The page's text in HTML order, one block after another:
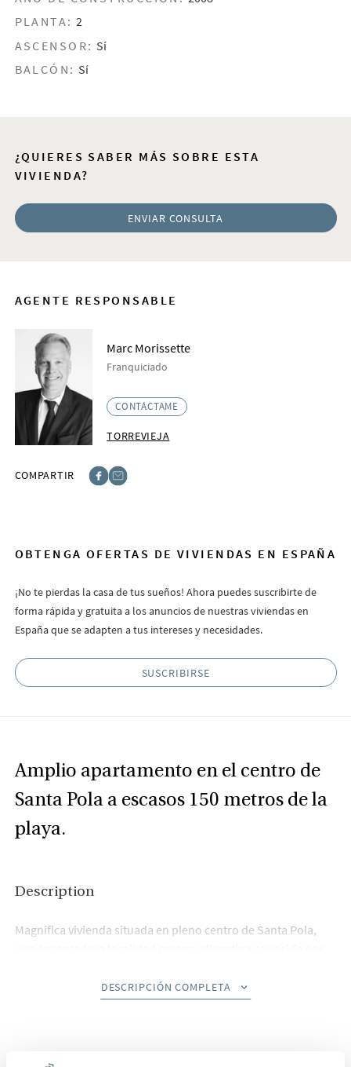
PLANTA: 2
ASCENSOR: Sí
BALCÓN: Sí
¿QUIERES SABER MÁS SOBRE ESTA
VIVIENDA?
ENVIAR CONSULTA
AGENTE RESPONSABLE
Marc Morissette
Franquiciado
CONTÁCTAME
TORREVIEJA
COMPARTIR
OBTENGA OFERTAS DE VIVIENDAS EN ESPAÑA
¡No te pierdas la casa de tus sueños! Ahora puedes suscribirte de
forma rápida y gratuita a los anuncios de nuestras viviendas en
España que se adapten a tus intereses y necesidades.
SUSCRIBIRSE
Amplio apartamento en el centro de
Santa Pola a escasos 150 metros de la
playa.
Description
Magnífica vivienda situada en pleno centro de Santa Pola,
excelente calidad de vida. Además, su proximidad al
residencia junto al mar. Esta propiedad destaca por su
DESCRIPCIÓN COMPLETA